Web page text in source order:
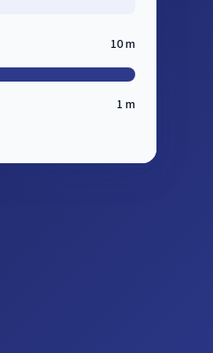
10 m
1 m